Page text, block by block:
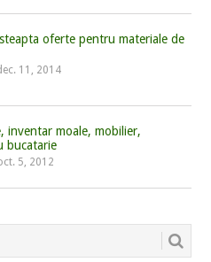
oferte pentru materiale de
11, 2014
inventar moale, mobilier,
bucatarie
5, 2012